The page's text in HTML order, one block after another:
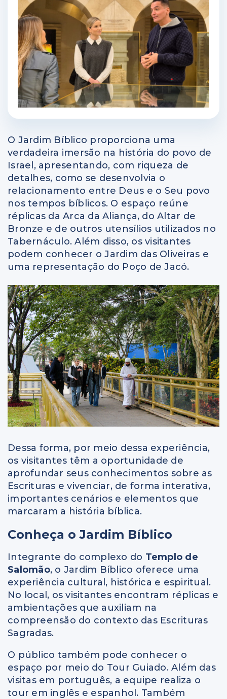
O Jardim Bíblico proporciona uma
verdadeira imersão na história do povo de
Israel, apresentando, com riqueza de
detalhes, como se desenvolvia o
relacionamento entre Deus e o Seu povo
nos tempos bíblicos. O espaço reúne
réplicas da Arca da Aliança, do Altar de
Bronze e de outros utensílios utilizados no
Tabernáculo. Além disso, os visitantes
podem conhecer o Jardim das Oliveiras e
uma representação do Poço de Jacó.
Dessa forma, por meio dessa experiência,
os visitantes têm a oportunidade de
aprofundar seus conhecimentos sobre as
Escrituras e vivenciar, de forma interativa,
importantes cenários e elementos que
marcaram a história bíblica.
Conheça o Jardim Bíblico
Integrante do complexo do Templo de
Salomão, o Jardim Bíblico oferece uma
experiência cultural, histórica e espiritual.
No local, os visitantes encontram réplicas e
ambientações que auxiliam na
compreensão do contexto das Escrituras
Sagradas.
O público também pode conhecer o
espaço por meio do Tour Guiado. Além das
visitas em português, a equipe realiza o
tour em inglês e espanhol. Também